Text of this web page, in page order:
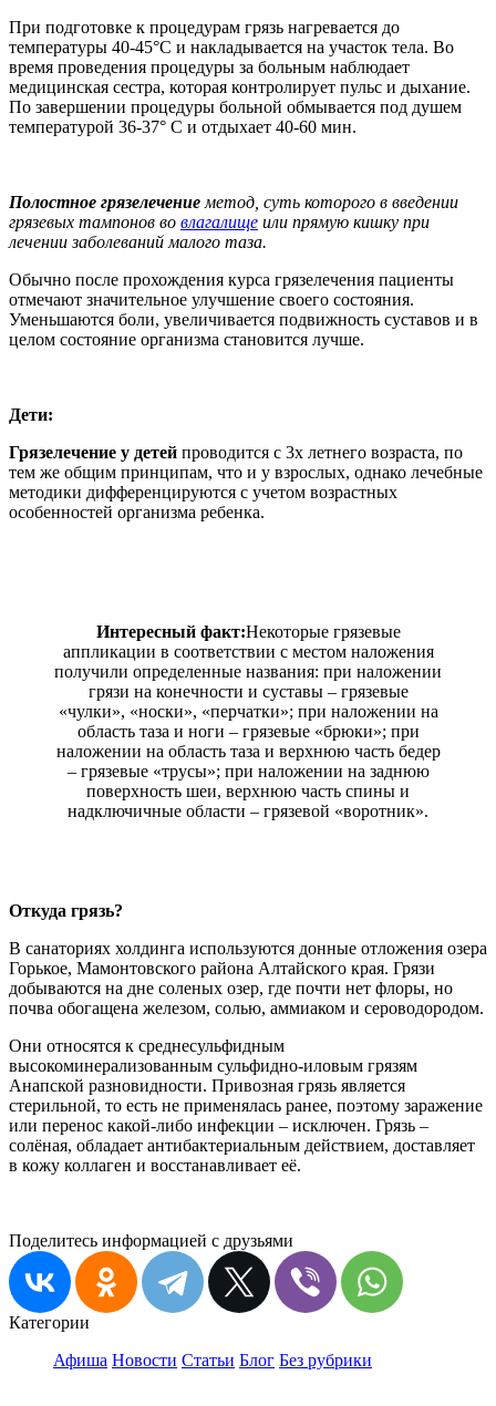
При подготовке к процедурам грязь нагревается до
температуры 40-45°С и накладывается на участок тела. Во
время проведения процедуры за больным наблюдает
медицинская сестра, которая контролирует пульс и дыхание.
По завершении процедуры больной обмывается под душем
температурой 36-37° С и отдыхает 40-60 мин.
Полостное грязелечение метод, суть которого в введении
грязевых тампонов во влагалище или прямую кишку при
лечении заболеваний малого таза.
Обычно после прохождения курса грязелечения пациенты
отмечают значительное улучшение своего состояния.
Уменьшаются боли, увеличивается подвижность суставов и в
целом состояние организма становится лучше.
Дети:
Грязелечение у детей проводится с 3х летнего возраста, по
тем же общим принципам, что и у взрослых, однако лечебные
методики дифференцируются с учетом возрастных
особенностей организма ребенка.
Интересный факт:Некоторые грязевые
аппликации в соответствии с местом наложения
получили определенные названия: при наложении
грязи на конечности и суставы – грязевые
«чулки», «носки», «перчатки»; при наложении на
область таза и ноги – грязевые «брюки»; при
наложении на область таза и верхнюю часть бедер
– грязевые «трусы»; при наложении на заднюю
поверхность шеи, верхнюю часть спины и
надключичные области – грязевой «воротник».
Откуда грязь?
В санаториях холдинга используются донные отложения озера
Горькое, Мамонтовского района Алтайского края. Грязи
добываются на дне соленых озер, где почти нет флоры, но
почва обогащена железом, солью, аммиаком и сероводородом.
Они относятся к среднесульфидным
высокоминерализованным сульфидно-иловым грязям
Анапской разновидности. Привозная грязь является
стерильной, то есть не применялась ранее, поэтому заражение
или перенос какой-либо инфекции – исключен. Грязь –
солёная, обладает антибактериальным действием, доставляет
в кожу коллаген и восстанавливает её.
Поделитесь информацией с друзьями
Категории
Афиша Новости Статьи Блог Без рубрики